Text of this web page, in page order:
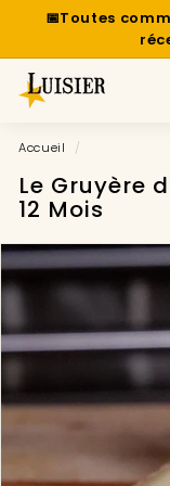
Passer
contenu
📅Toutes
l
u
i
s
i
e
r
-
f
f
i
n
Accueil /
Le Gruyère
12 Mois